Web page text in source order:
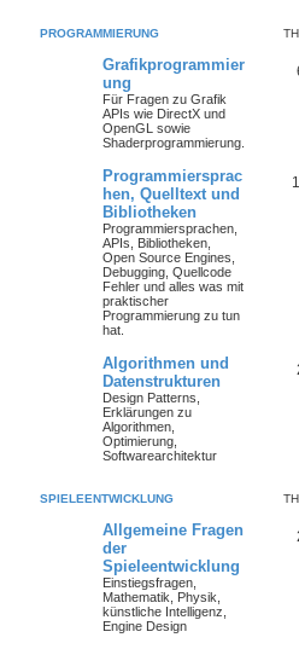
PROGRAMMIERUNG
Grafikprogrammier
ung
Für Fragen zu Grafik
APIs wie DirectX und
OpenGL sowie
Shaderprogrammierung.
Programmiersprac
hen, Quelltext und
Bibliotheken
Programmiersprachen,
APIs, Bibliotheken,
Open Source Engines,
Debugging, Quellcode
Fehler und alles was mit
praktischer
Programmierung zu tun
hat.
Algorithmen und
Datenstrukturen
Design Patterns,
Erklärungen zu
Algorithmen,
Optimierung,
Softwarearchitektur
SPIELEENTWICKLUNG
Allgemeine Fragen
der
Spieleentwicklung
Einstiegsfragen,
Mathematik, Physik,
künstliche Intelligenz,
Engine Design